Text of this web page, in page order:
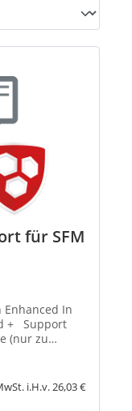
für SFM
In
(nur zu
Zugriff
i.H.v. 26,03 €